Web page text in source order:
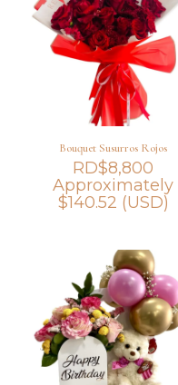
Bouquet Susurros Rojos
RD$8,800
Approximately
$140.52 (USD)